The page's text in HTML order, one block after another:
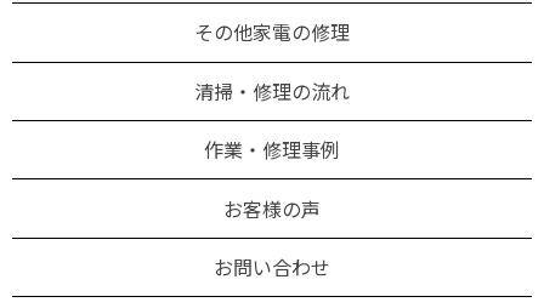
その他家電の修理
清掃・修理の流れ
作業・修理事例
お客様の声
お問い合わせ